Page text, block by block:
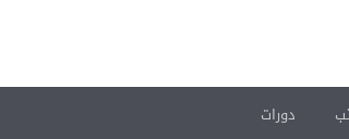
دورات